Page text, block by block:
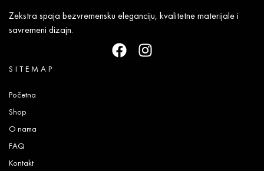
Zekstra spaja bezvremensku eleganciju, kvalitetne materijale i
savremeni dizajn.
SITEMAP
Početna
Shop
O nama
FAQ
Kontakt